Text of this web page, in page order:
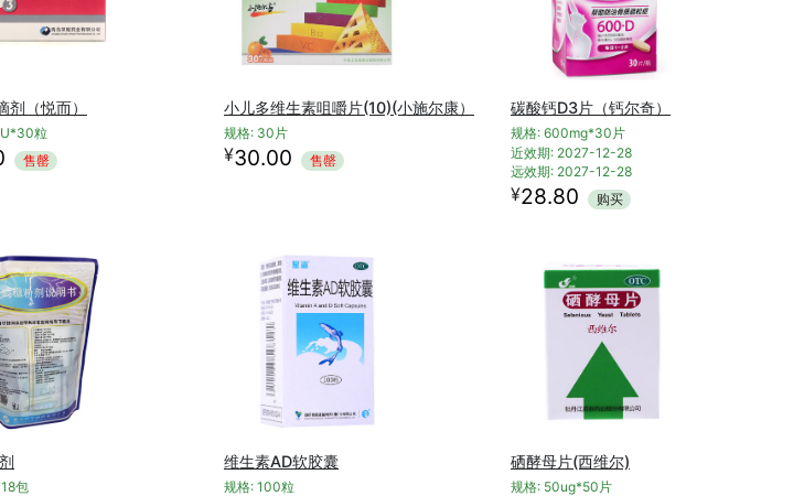
剂（悦而）
粒
售罄
小儿多维生素咀嚼片(10)(小施尔康）
规格: 30片
¥30.00 售罄
碳酸钙D3片（钙尔奇）
规格: 600mg*30片
近效期: 2027-12-28
远效期: 2027-12-28
¥28.80 购买
包
维生素AD软胶囊
规格: 100粒
硒酵母片(西维尔)
规格: 50ug*50片